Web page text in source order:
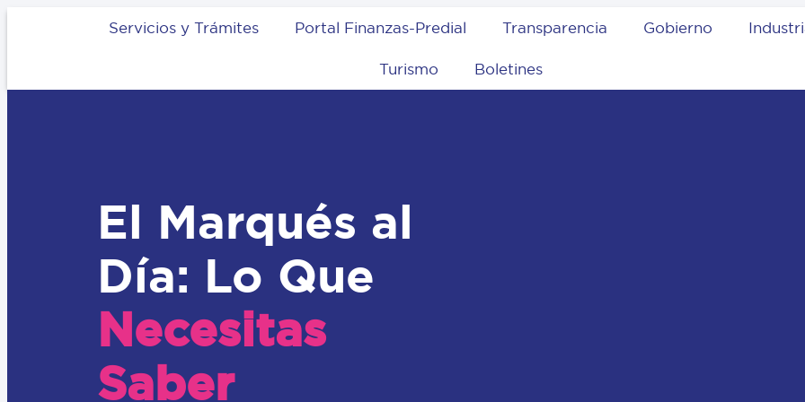
Servicios y Trámites Portal Finanzas-Predial Transparencia Gobierno
Turismo Boletines
El Marqués al
Día: Lo Que
Necesitas
Saber